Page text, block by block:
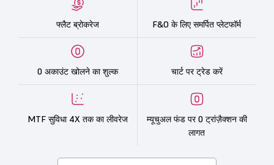
फ्लैट ब्रोकरेज F&O के लिए समर्पित प्लेटफॉर्म
0 अकाउंट खोलने का शुल्क चार्ट पर ट्रेड करें
MTF सुविधा 4X तक का लीवरेज
म्यूचुअल फंड पर 0 ट्रांज़ैक्शन की
लागत